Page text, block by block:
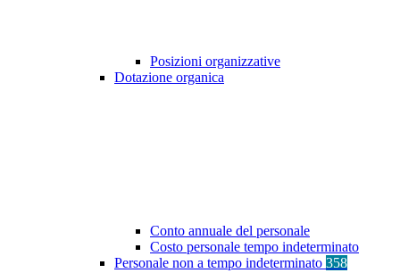
Posizioni organizzative
Dotazione organica
Conto annuale del personale
Costo personale tempo indeterminato
Personale non a tempo indeterminato 358